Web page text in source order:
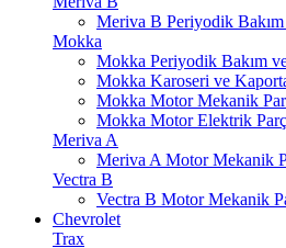
Meriva B Periyodik
Mokka
Mokka Periyodik Bakım
Mokka Karoseri ve
Mokka Motor Mekanik
Mokka Motor Elektrik
Meriva A
Meriva A Motor Mekanik
Vectra B
Vectra B Motor Mekanik
Chevrolet
Trax